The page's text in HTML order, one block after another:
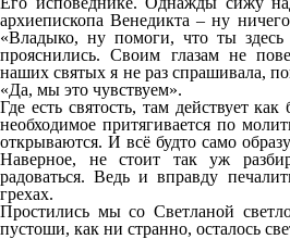
архиепископа Венедикта – ну
«Владыко, ну помоги, что ты
прояснились. Своим глазам не
наших святых я не раз спрашивала,
«Да, мы это чувствуем».
Где есть святость, там действует
необходимое притягивается по
открываются. И всё будто само
Наверное, не стоит так уж
радоваться. Ведь и вправду
грехах.
Простились мы со Светланой
пустоши, как ни странно, осталось